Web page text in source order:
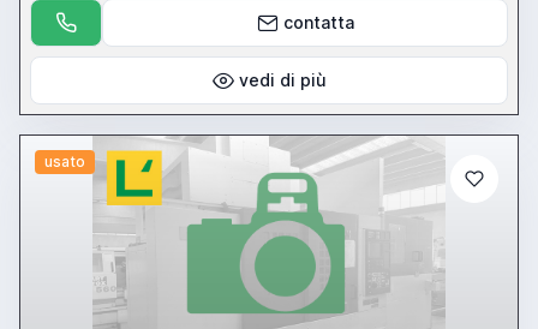
contatta
vedi di più
usato